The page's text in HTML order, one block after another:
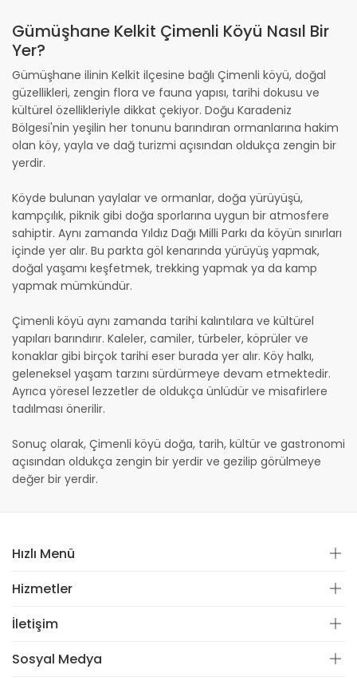
Gümüşhane Kelkit Çimenli Köyü Nasıl Bir
Yer?
Gümüşhane ilinin Kelkit ilçesine bağlı Çimenli köyü, doğal
güzellikleri, zengin flora ve fauna yapısı, tarihi dokusu ve
kültürel özellikleriyle dikkat çekiyor. Doğu Karadeniz
Bölgesi'nin yeşilin her tonunu barındıran ormanlarına hakim
olan köy, yayla ve dağ turizmi açısından oldukça zengin bir
yerdir.
Köyde bulunan yaylalar ve ormanlar, doğa yürüyüşü,
kampçılık, piknik gibi doğa sporlarına uygun bir atmosfere
sahiptir. Aynı zamanda Yıldız Dağı Milli Parkı da köyün sınırları
içinde yer alır. Bu parkta göl kenarında yürüyüş yapmak,
doğal yaşamı keşfetmek, trekking yapmak ya da kamp
yapmak mümkündür.
Çimenli köyü aynı zamanda tarihi kalıntılara ve kültürel
yapıları barındırır. Kaleler, camiler, türbeler, köprüler ve
konaklar gibi birçok tarihi eser burada yer alır. Köy halkı,
geleneksel yaşam tarzını sürdürmeye devam etmektedir.
Ayrıca yöresel lezzetler de oldukça ünlüdür ve misafirlere
tadılması önerilir.
Sonuç olarak, Çimenli köyü doğa, tarih, kültür ve gastronomi
açısından oldukça zengin bir yerdir ve gezilip görülmeye
değer bir yerdir.
Hızlı Menü
Hizmetler
İletişim
Sosyal Medya